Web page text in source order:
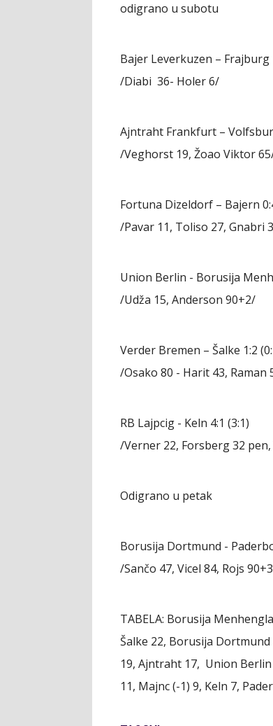
odigrano u subotu
Bajer Leverkuzen – Frajburg
/Diabi 36- Holer 6/
Ajntraht Frankfurt –
/Veghorst 19, Žoao Viktor
Fortuna Dizeldorf – Bajern
/Pavar 11, Toliso 27, Gnabri
Union Berlin - Borusija
/Udža 15, Anderson 90+2/
Verder Bremen – Šalke 1:2
/Osako 80 - Harit 43, Raman
RB Lajpcig - Keln 4:1 (3:1)
/Verner 22, Forsberg 32
Odigrano u petak
Borusija Dortmund -
/Sančo 47, Vicel 84, Rojs
TABELA: Borusija
Šalke 22, Borusija
19, Ajntraht 17, Union
11, Majnc (-1) 9, Keln 7,